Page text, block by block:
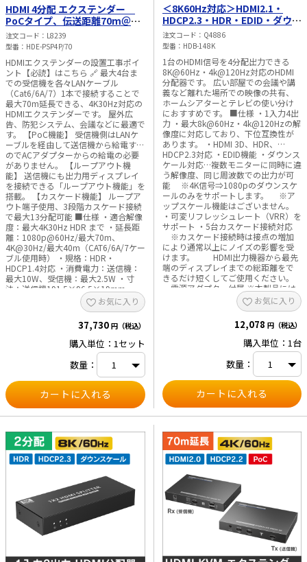
HDMI 4分配 エクステンダー
PoCタイプ、伝送距離70m＠
1080P、40m@4K 30Hz
注文コード
L8239
型番
HDE-PSP4P/70
HDMIエクステンダーの設置工事ポイ
ント【必読】はこちら 🔗 最大4台ま
での受信機を各々LANケーブル
（Cat6/6A/7）1本で接続することで
最大70m延長できる、4K30Hz対応の
HDMIエクステンダーです。 屋外広
告、防犯システム、会議などに最適で
す。 【PoC機能】 受信機側はLANケ
ーブルを経由して送信機から給電する
のでACアダプターからの給電の必要
がありません。 【ループアウト機
能】 送信機にも出力用ディスプレイ
を接続できる「ループアウト機能」を
搭載。 【カスケード機能】 ループア
ウト端子使用、3段階カスケード接続
で最大13分配可能 ■仕様 ・適合解像
度：最大4K30Hz HDR まで ・延長距
離：1080p@60Hz/最大70m、
4K@30Hz/最大40m（CAT6/6A/7ケー
ブル使用時） ・規格：HDR・
HDCP1.4対応 ・消費電力：送信機：
最大10W、受信機：最大2.5W ・寸
法：送信機191.5×96.5×19mm
受信機80×75×18mm ・重
量：送信機:約435g 受信機:約160g×4
■セット内容 ・TX（送信機）×1、
RX（受信機）×4、 ・IR（赤外線）受
信ケーブル×1、IR（赤外線）送信ケ
ーブル×1 ・ACアダプタ
（DC12V/2A）×1 ・RS-232インター
フェース保護カバー ×1 ・ラックマ
ウント用金具 ×2 ・ネジ ×8 ・取扱
説明書 ×1 ※本製品には接続用
HDMIケーブル・LANケーブルは付属
していません。別途HDMIケーブル・
※UTP/STP Cat6/Cat6A/Cat7 標準
のIEEE-568B結線に従い、 損失とクロ
ストークの少ないLANケーブルをお勧
めします。 ケーブルの長さは2～
70mの長さが適しており、短すぎる
と信号が強すぎて表示ができない場合
が、 また、長すぎると出力の品質
が低くなる可能性があります。 ※映
像が表示されるまで通常30秒～1分程
度の時間がかかります。これは、機器
間認識の為によるものです。
お気に入り
37,730 円（税込）
購入単位：1セット
数量：
＜8K60Hz対応＞HDMI2.1・
HDCP2.3・HDR・EDID・ダウン
スケール対応 HDMI 4分配器
注文コード
Q4886
型番
HDB-148K
1台のHDMI信号を4分配出力できる
8K@60Hz・4k@120Hz対応のHDMI
分配器です。 広い部屋での会議や講
義など離れた場所での映像の共有、
ホームシアターとテレビの使い分け
におすすめです。 ■仕様 ・1入力4出
力 ・最大8k@60Hz・4k@120Hzの解
像度に対応しており、下位互換性が
あります。 ・HDMI 3D、HDR、
HDCP2.3対応 ・EDID機能 ・ダウンス
ケール対応…複数モニターに同時に違
う解像度、同じ周波数での出力が可
能 ※4K信号⇒1080pのダウンスケ
ールのみをサポートします。 ※ア
ップスケール機能はございません。
・可変リフレッシュレート（VRR）を
サポート ・5台カスケード接続対応
※カスケード接続時は接点の増加
により通常以上にノイズの影響を受
けます。 HDMI出力機器から最先
端のディスプレイまでの総距離をで
きるだけ短くしてご使用ください。
・電源アダプター付属 ※本製品には
接続用HDMIケーブルは付属していま
せん。別途HDMIケーブルをご用意く
お気に入り
12,078 円（税込）
購入単位：1台
数量：